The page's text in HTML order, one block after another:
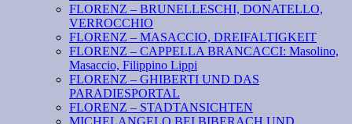
FLORENZ – BRUNELLESCHI, DONATELLO,
VERROCCHIO
FLORENZ – MASACCIO, DREIFALTIGKEIT
FLORENZ – CAPPELLA BRANCACCI: Masolino,
Masaccio, Filippino Lippi
FLORENZ – GHIBERTI UND DAS
PARADIESPORTAL
FLORENZ – STADTANSICHTEN
MICHELANGELO BEI BIBERACH UND